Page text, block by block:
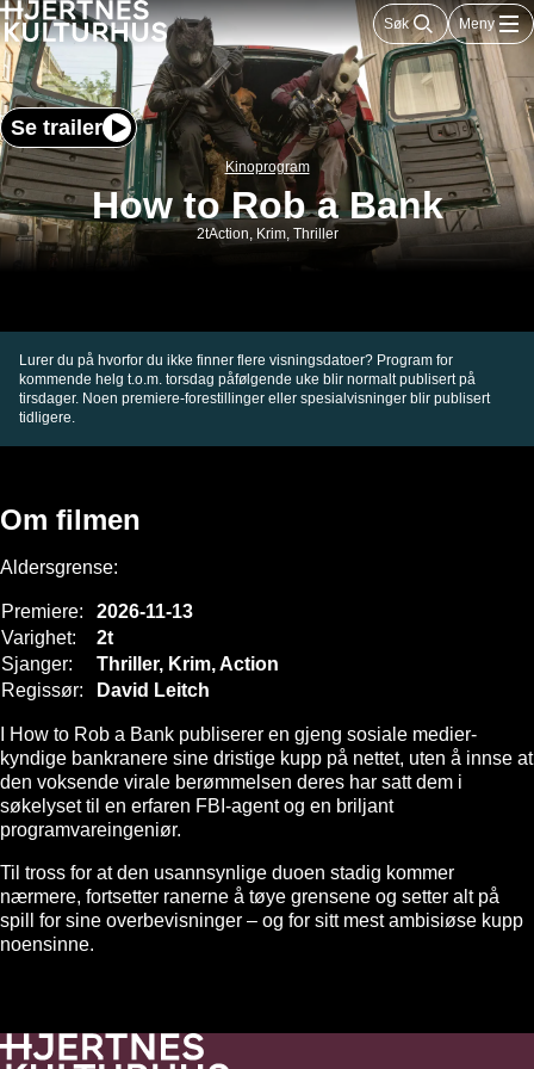
Hopp
til
innhold
Søk Meny
Kinoprogram
How to Rob a Bank
2tAction, Krim, Thriller
Se trailer
Lurer du på hvorfor du ikke finner flere visningsdatoer? Program for
kommende helg t.o.m. torsdag påfølgende uke blir normalt publisert på
tirsdager. Noen premiere-forestillinger eller spesialvisninger blir publisert
tidligere.
Om filmen
Aldersgrense:
Premiere:
2026-11-13
Varighet:
2t
Sjanger:
Thriller, Krim, Action
Regissør:
David Leitch
I How to Rob a Bank publiserer en gjeng sosiale medier-
kyndige bankranere sine dristige kupp på nettet, uten å innse at
den voksende virale berømmelsen deres har satt dem i
søkelyset til en erfaren FBI-agent og en briljant
programvareingeniør.
Til tross for at den usannsynlige duoen stadig kommer
nærmere, fortsetter ranerne å tøye grensene og setter alt på
spill for sine overbevisninger – og for sitt mest ambisiøse kupp
noensinne.